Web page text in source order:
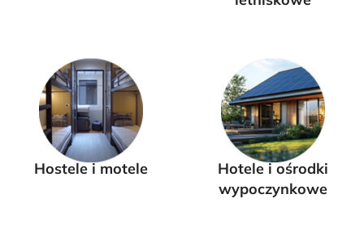
Hostele i motele
Hotele i ośrodki
wypoczynkowe